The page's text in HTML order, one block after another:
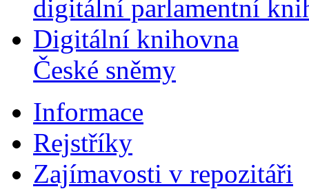
digitální parlamentní
Digitální knihovna
České sněmy
Informace
Rejstříky
Zajímavosti v repozitáři